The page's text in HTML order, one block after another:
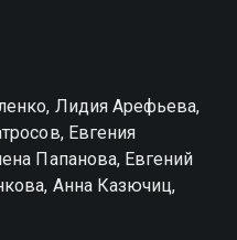
и восстановить
Цена прошлого
в хорошем HD
Лидия Арефьева,
Евгения
Папанова, Евгений
Анна Казючиц,